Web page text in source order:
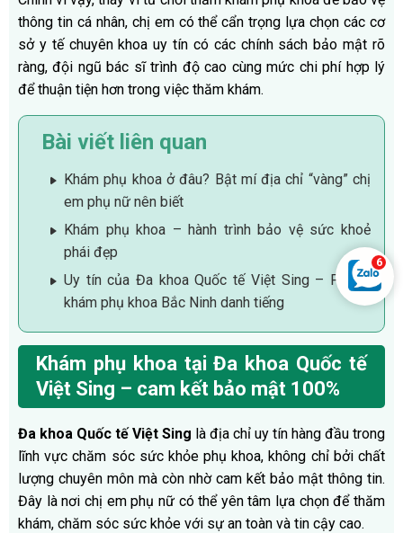
thông tin cá nhân, chị em có thể cẩn trọng lựa chọn các cơ
sở y tế chuyên khoa uy tín có các chính sách bảo mật rõ
ràng, đội ngũ bác sĩ trình độ cao cùng mức chi phí hợp lý
để thuận tiện hơn trong việc thăm khám.
Bài viết liên quan
Khám phụ khoa ở đâu? Bật mí địa chỉ “vàng” chị
em phụ nữ nên biết
Khám phụ khoa – hành trình bảo vệ sức khoẻ
phái đẹp
Uy tín của Đa khoa Quốc tế Việt Sing – Phòng
khám phụ khoa Bắc Ninh danh tiếng
Khám phụ khoa tại Đa khoa Quốc tế
Việt Sing – cam kết bảo mật 100%
Đa khoa Quốc tế Việt Sing là địa chỉ uy tín hàng đầu trong
lĩnh vực chăm sóc sức khỏe phụ khoa, không chỉ bởi chất
lượng chuyên môn mà còn nhờ cam kết bảo mật thông tin.
Đây là nơi chị em phụ nữ có thể yên tâm lựa chọn để thăm
khám, chăm sóc sức khỏe với sự an toàn và tin cậy cao.